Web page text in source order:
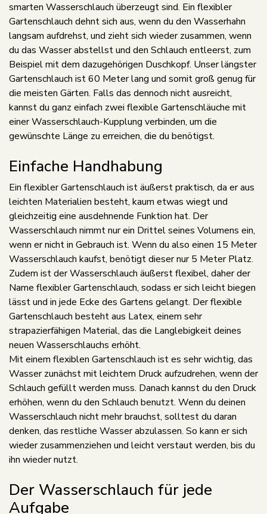
smarten Wasserschlauch überzeugt sind. Ein flexibler
Gartenschlauch dehnt sich aus, wenn du den Wasserhahn
langsam aufdrehst, und zieht sich wieder zusammen, wenn
du das Wasser abstellst und den Schlauch entleerst, zum
Beispiel mit dem dazugehörigen Duschkopf. Unser längster
Gartenschlauch ist 60 Meter lang und somit groß genug für
die meisten Gärten. Falls das dennoch nicht ausreicht,
kannst du ganz einfach zwei flexible Gartenschläuche mit
einer Wasserschlauch-Kupplung verbinden, um die
gewünschte Länge zu erreichen, die du benötigst.
Einfache Handhabung
Ein flexibler Gartenschlauch ist äußerst praktisch, da er aus
leichten Materialien besteht, kaum etwas wiegt und
gleichzeitig eine ausdehnende Funktion hat. Der
Wasserschlauch nimmt nur ein Drittel seines Volumens ein,
wenn er nicht in Gebrauch ist. Wenn du also einen 15 Meter
Wasserschlauch kaufst, benötigt dieser nur 5 Meter Platz.
Zudem ist der Wasserschlauch äußerst flexibel, daher der
Name flexibler Gartenschlauch, sodass er sich leicht biegen
lässt und in jede Ecke des Gartens gelangt. Der flexible
Gartenschlauch besteht aus Latex, einem sehr
strapazierfähigen Material, das die Langlebigkeit deines
neuen Wasserschlauchs erhöht.
Mit einem flexiblen Gartenschlauch ist es sehr wichtig, das
Wasser zunächst mit leichtem Druck aufzudrehen, wenn der
Schlauch gefüllt werden muss. Danach kannst du den Druck
erhöhen, wenn du den Schlauch benutzt. Wenn du deinen
Wasserschlauch nicht mehr brauchst, solltest du daran
denken, das restliche Wasser abzulassen. So kann er sich
wieder zusammenziehen und leicht verstaut werden, bis du
ihn wieder nutzt.
Der Wasserschlauch für jede
Aufgabe